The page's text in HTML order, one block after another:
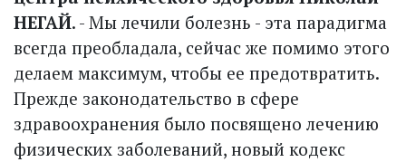
НЕГАЙ. - Мы лечили болезнь - эта парадигма
всегда преобладала, сейчас же помимо этого
делаем максимум, чтобы ее предотвратить.
Прежде законодательство в сфере
здравоохранения было посвящено лечению
физических заболеваний, новый кодекс